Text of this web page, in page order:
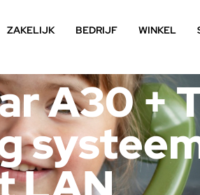
ZAKELIJK BEDRIJF WINKEL
A30 +